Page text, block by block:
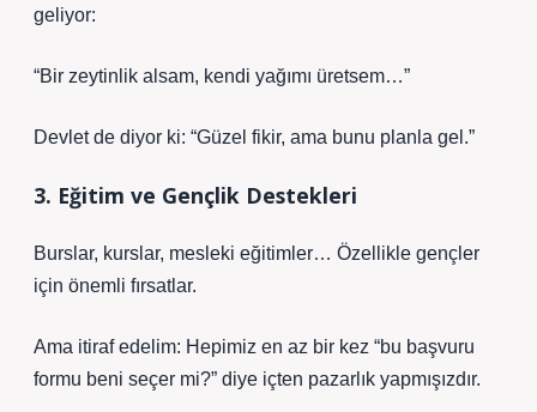
geliyor:
“Bir zeytinlik alsam, kendi yağımı üretsem…”
Devlet de diyor ki: “Güzel fikir, ama bunu planla gel.”
3. Eğitim ve Gençlik Destekleri
Burslar, kurslar, mesleki eğitimler… Özellikle gençler
için önemli fırsatlar.
Ama itiraf edelim: Hepimiz en az bir kez “bu başvuru
formu beni seçer mi?” diye içten pazarlık yapmışızdır.